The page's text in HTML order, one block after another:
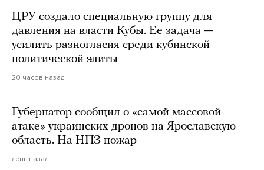
ЦРУ создало специальную группу для
давления на власти Кубы. Ее задача —
усилить разногласия среди кубинской
политической элиты
20 часов назад
Губернатор сообщил о «самой массовой
атаке» украинских дронов на Ярославскую
область. На НПЗ пожар
день назад